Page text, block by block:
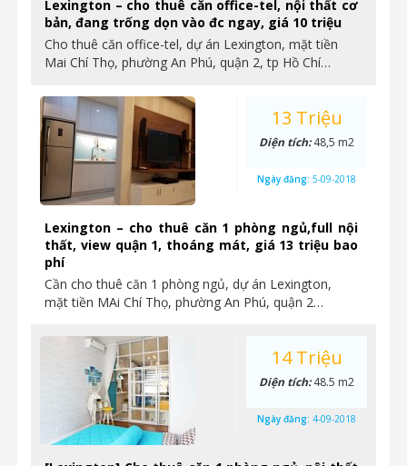
Lexington – cho thuê căn office-tel, nội thất cơ
bản, đang trống dọn vào đc ngay, giá 10 triệu
Cho thuê căn office-tel, dự án Lexington, mặt tiền
Mai Chí Thọ, phường An Phú, quận 2, tp Hồ Chí…
Lexington – cho thuê căn 1 phòng ngủ,full nội
thất, view quận 1, thoáng mát, giá 13 triệu bao
phí
Cần cho thuê căn 1 phòng ngủ, dự án Lexington,
mặt tiền MAi Chí Thọ, phường An Phú, quận 2…
13 Triệu
Diện tích:48,5 m2
Ngày đăng: 5-09-2018
14 Triệu
Diện tích:48.5 m2
Ngày đăng: 4-09-2018